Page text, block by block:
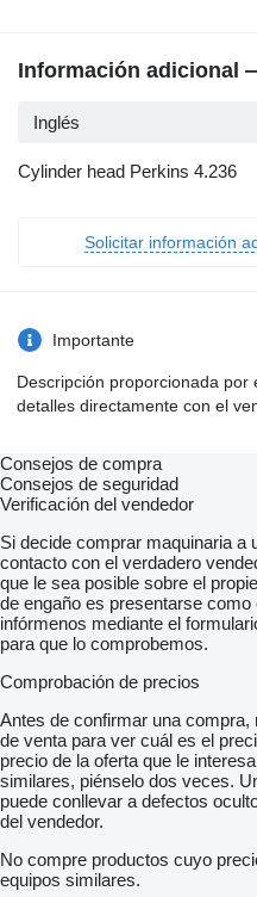
Información adicional
Inglés
Cylinder head Perkins 4.236
Solicitar información
Importante
Descripción proporcionada por
detalles directamente con el
Consejos de compra
Consejos de seguridad
Verificación del vendedor
Si decide comprar maquinaria a
contacto con el verdadero
que le sea posible sobre el
de engaño es presentarse
infórmenos mediante el
para que lo comprobemos.
Comprobación de precios
Antes de confirmar una
de venta para ver cuál es el
precio de la oferta que le
similares, piénselo dos veces.
puede conllevar a defectos
del vendedor.
No compre productos cuyo
equipos similares.